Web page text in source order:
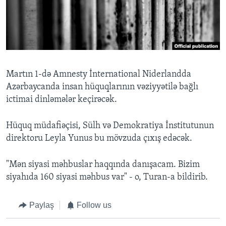
Dillər
Martın 1-də Amnesty İnternational Niderlandda
Azərbaycanda insan hüquqlarının vəziyyətilə bağlı
ictimai dinləmələr keçirəcək.
Hüquq müdafiəçisi, Sülh və Demokratiya İnstitutunun
direktoru Leyla Yunus bu mövzuda çıxış edəcək.
"Mən siyasi məhbuslar haqqında danışacam. Bizim
siyahıda 160 siyasi məhbus var" - o, Turan-a bildirib.
Paylaş Follow us